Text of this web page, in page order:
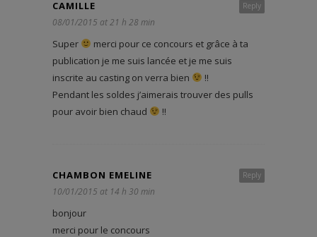
Reply
CAMILLE
08/01/2015 at 21 h 28 min
Super
merci pour ce concours et grâce à ta
publication je me suis lancée et je me suis
inscrite au casting on verra bien
!!
Pendant les soldes j’aimerais trouver des pulls
pour avoir bien chaud
!!
Reply
CHAMBON EMELINE
10/01/2015 at 14 h 30 min
bonjour
merci pour le concours